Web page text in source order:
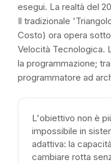
esegui. La realtà del
Il tradizionale
Costo) ora opera
Velocità Tecnologica.
la programmazione;
programmatore ad
L'obiettivo non è
impossibile in
adattiva: la
cambiare rotta